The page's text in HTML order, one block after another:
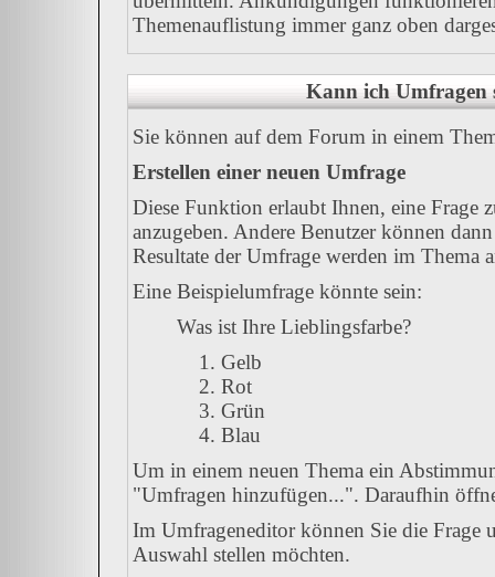
Themenauflistung immer ganz oben
Kann ich Umfragen
Sie können auf dem Forum in einem
Erstellen einer neuen Umfrage
Diese Funktion erlaubt Ihnen, eine Frage
anzugeben. Andere Benutzer können
Resultate der Umfrage werden im Thema
Eine Beispielumfrage könnte sein:
Was ist Ihre Lieblingsfarbe?
Gelb
Rot
Grün
Blau
Um in einem neuen Thema ein
"Umfragen hinzufügen...". Daraufhin
Im Umfrageneditor können Sie die Frage
Auswahl stellen möchten.